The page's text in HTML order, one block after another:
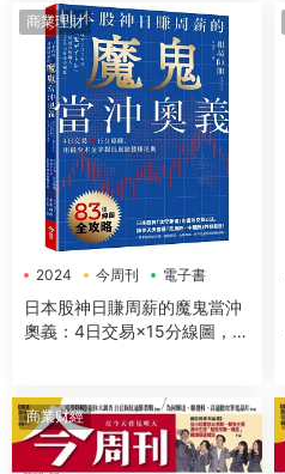
商業理財
2024 今周刊 電子書
日本股神日賺周薪的魔鬼當沖
奧義：4日交易×15分線圖，用
商業财經